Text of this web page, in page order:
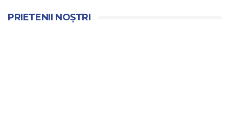
PRIETENII NOȘTRI